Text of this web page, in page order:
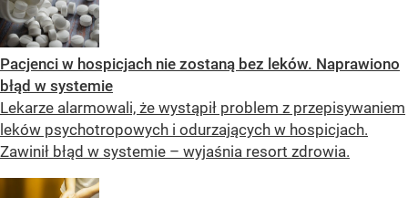
Pacjenci w hospicjach nie zostaną bez leków. Naprawiono
błąd w systemie
Lekarze alarmowali, że wystąpił problem z przepisywaniem
leków psychotropowych i odurzających w hospicjach.
Zawinił błąd w systemie – wyjaśnia resort zdrowia.